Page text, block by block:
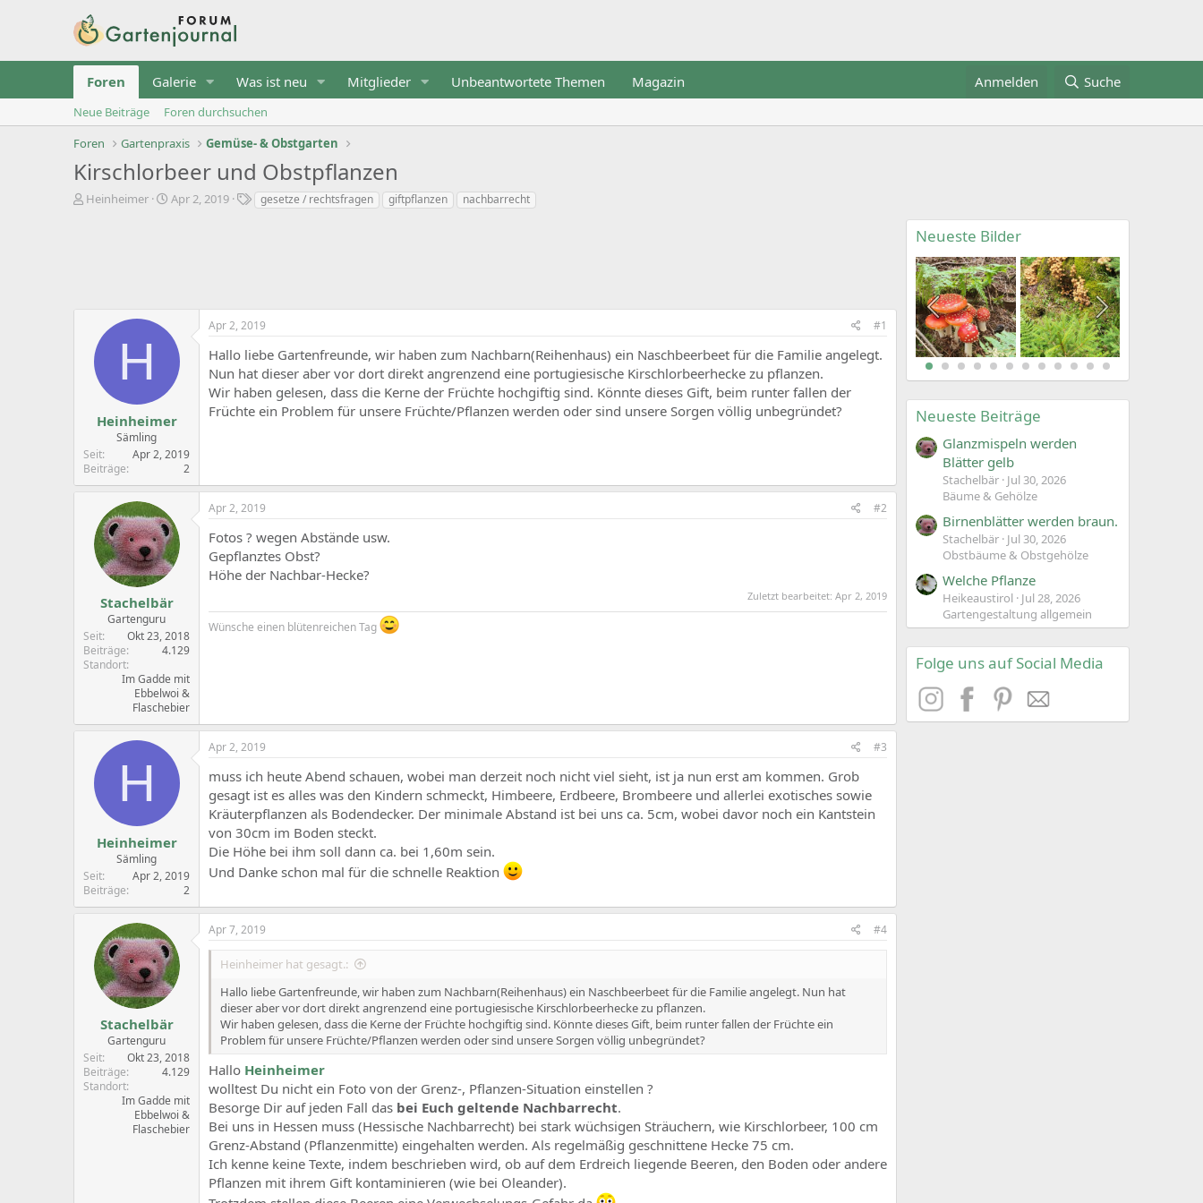
Foren Galerie Was ist neu Mitglieder Unbeantwortete Themen Magazin Anmelden Suche
Neue Beiträge
Foren durchsuchen
Foren
Gartenpraxis Gemüse- & Obstgarten
Kirschlorbeer und Obstpflanzen
T
Heinheimer
B
u
m
Apr 2, 2019
S
r
t
gesetze / rechtsfragen giftpflanzen nachbarrecht
H
Heinheimer
Sämling
Seit
Apr 2, 2019
Beiträge
2
Apr 2, 2019 #1
Hallo liebe Gartenfreunde, wir haben zum Nachbarn(Reihenhaus) ein Naschbeerbeet für die Familie angelegt.
Nun hat dieser aber vor dort direkt angrenzend eine portugiesische Kirschlorbeerhecke zu pflanzen.
Wir haben gelesen, dass die Kerne der Früchte hochgiftig sind. Könnte dieses Gift, beim runter fallen der
Früchte ein Problem für unsere Früchte/Pflanzen werden oder sind unsere Sorgen völlig unbegründet?
Stachelbär
Gartenguru
Seit
Okt 23, 2018
Beiträge
4.129
Standort
Im Gadde mit
Ebbelwoi &
Flaschebier
Apr 2, 2019 #2
Fotos ? wegen Abstände usw.
Gepflanztes Obst?
Höhe der Nachbar-Hecke?
Zuletzt bearbeitet: Apr 2, 2019
Wünsche einen blütenreichen Tag
H
Heinheimer
Sämling
Seit
Apr 2, 2019
Beiträge
2
Apr 2, 2019 #3
muss ich heute Abend schauen, wobei man derzeit noch nicht viel sieht, ist ja nun erst am kommen. Grob
gesagt ist es alles was den Kindern schmeckt, Himbeere, Erdbeere, Brombeere und allerlei exotisches sowie
Kräuterpflanzen als Bodendecker. Der minimale Abstand ist bei uns ca. 5cm, wobei davor noch ein Kantstein
von 30cm im Boden steckt.
Die Höhe bei ihm soll dann ca. bei 1,60m sein.
Und Danke schon mal für die schnelle Reaktion
Stachelbär
Gartenguru
Seit
Okt 23, 2018
Beiträge
4.129
Standort
Im Gadde mit
Ebbelwoi &
Flaschebier
Apr 7, 2019 #4
Heinheimer hat gesagt.:
Hallo liebe Gartenfreunde, wir haben zum Nachbarn(Reihenhaus) ein Naschbeerbeet für die Familie angelegt. Nun hat
dieser aber vor dort direkt angrenzend eine portugiesische Kirschlorbeerhecke zu pflanzen.
Wir haben gelesen, dass die Kerne der Früchte hochgiftig sind. Könnte dieses Gift, beim runter fallen der Früchte ein
Problem für unsere Früchte/Pflanzen werden oder sind unsere Sorgen völlig unbegründet?
Hallo Heinheimer
wolltest Du nicht ein Foto von der Grenz-, Pflanzen-Situation einstellen ?
Besorge Dir auf jeden Fall das bei Euch geltende Nachbarrecht.
Bei uns in Hessen muss (Hessische Nachbarrecht) bei stark wüchsigen Sträuchern, wie Kirschlorbeer, 100 cm
Grenz-Abstand (Pflanzenmitte) eingehalten werden. Als regelmäßig geschnittene Hecke 75 cm.
Ich kenne keine Texte, indem beschrieben wird, ob auf dem Erdreich liegende Beeren, den Boden oder andere
Pflanzen mit ihrem Gift kontaminieren (wie bei Oleander).
Neueste Bilder
Neueste Beiträge
Glanzmispeln werden
Blätter gelb
Stachelbär Jul 30, 2026
Bäume & Gehölze
Birnenblätter werden braun.
Stachelbär Jul 30, 2026
Obstbäume & Obstgehölze
Welche Pflanze
Heikeaustirol
Jul 28, 2026
Gartengestaltung allgemein
Folge uns auf Social Media